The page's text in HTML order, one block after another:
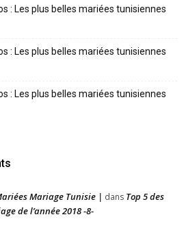
: Les plus belles mariées tunisiennes
: Les plus belles mariées tunisiennes
: Les plus belles mariées tunisiennes
Mariage Tunisie | dans Top 5 des
de l’année 2018 -8-